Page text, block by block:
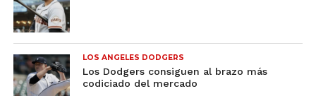
LOS ANGELES DODGERS
Los Dodgers consiguen al brazo más
codiciado del mercado